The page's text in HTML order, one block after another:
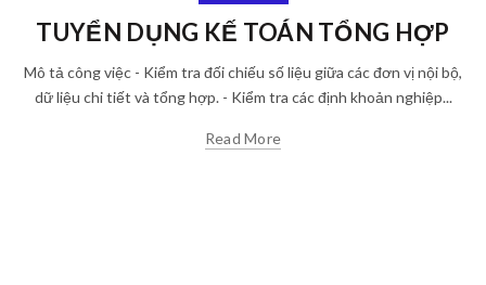
TUYỂN DỤNG KẾ TOÁN TỔNG HỢP
Mô tả công việc - Kiểm tra đối chiếu số liệu giữa các đơn vị nội bộ,
dữ liệu chi tiết và tổng hợp. - Kiểm tra các định khoản nghiệp...
Read More